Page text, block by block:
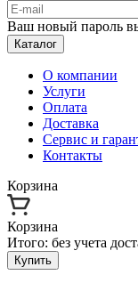
Ваш новый пароль
Каталог
О компании
Услуги
Оплата
Доставка
Сервис и
Контакты
Корзина
Корзина
Итого: без учета
Купить